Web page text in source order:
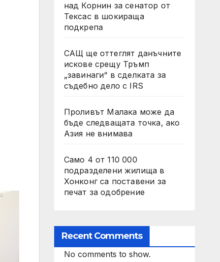
над Корнин за сенатор от
Тексас в шокираща
подкрепа
САЩ ще оттеглят данъчните
искове срещу Тръмп
„завинаги“ в сделката за
съдебно дело с IRS
Проливът Малака може да
бъде следващата точка, ако
Азия не внимава
Само 4 от 110 000
подразделени жилища в
Хонконг са поставени за
печат за одобрение
Recent Comments
No comments to show.